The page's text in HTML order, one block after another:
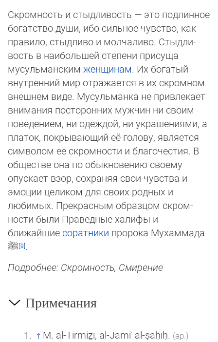
Скромность и стыдливость — это подлинное
богатство души, ибо сильное чувство, как
правило, стыдливо и молчаливо. Сты­дли­
вость в наибольшей степени присуща
мусульманским женщинам. Их богатый
внутренний мир отражается в их скро­мном
внешнем виде. Мусульманка не привлекает
внимания посторонних мужчин ни своим
поведением, ни одеждой, ни ук­ра­ше­ниями, а
платок, покрывающий её голову, является
символом её скромности и благочестия. В
обществе она по обык­но­ве­нию своему
опускает взор, сохраняя свои чувства и
эмоции целиком для своих родных и
любимых. Прекрасным образ­цом скром­
ности были Праведные халифы и
ближайшие соратники пророка Мухаммада
ﷺ .
Подробнее: Скромность, Смирение
Примечания
M. al-Tirmiẕī, al-Jāmiʿ al-ṣaḥīḥ. (ар.)